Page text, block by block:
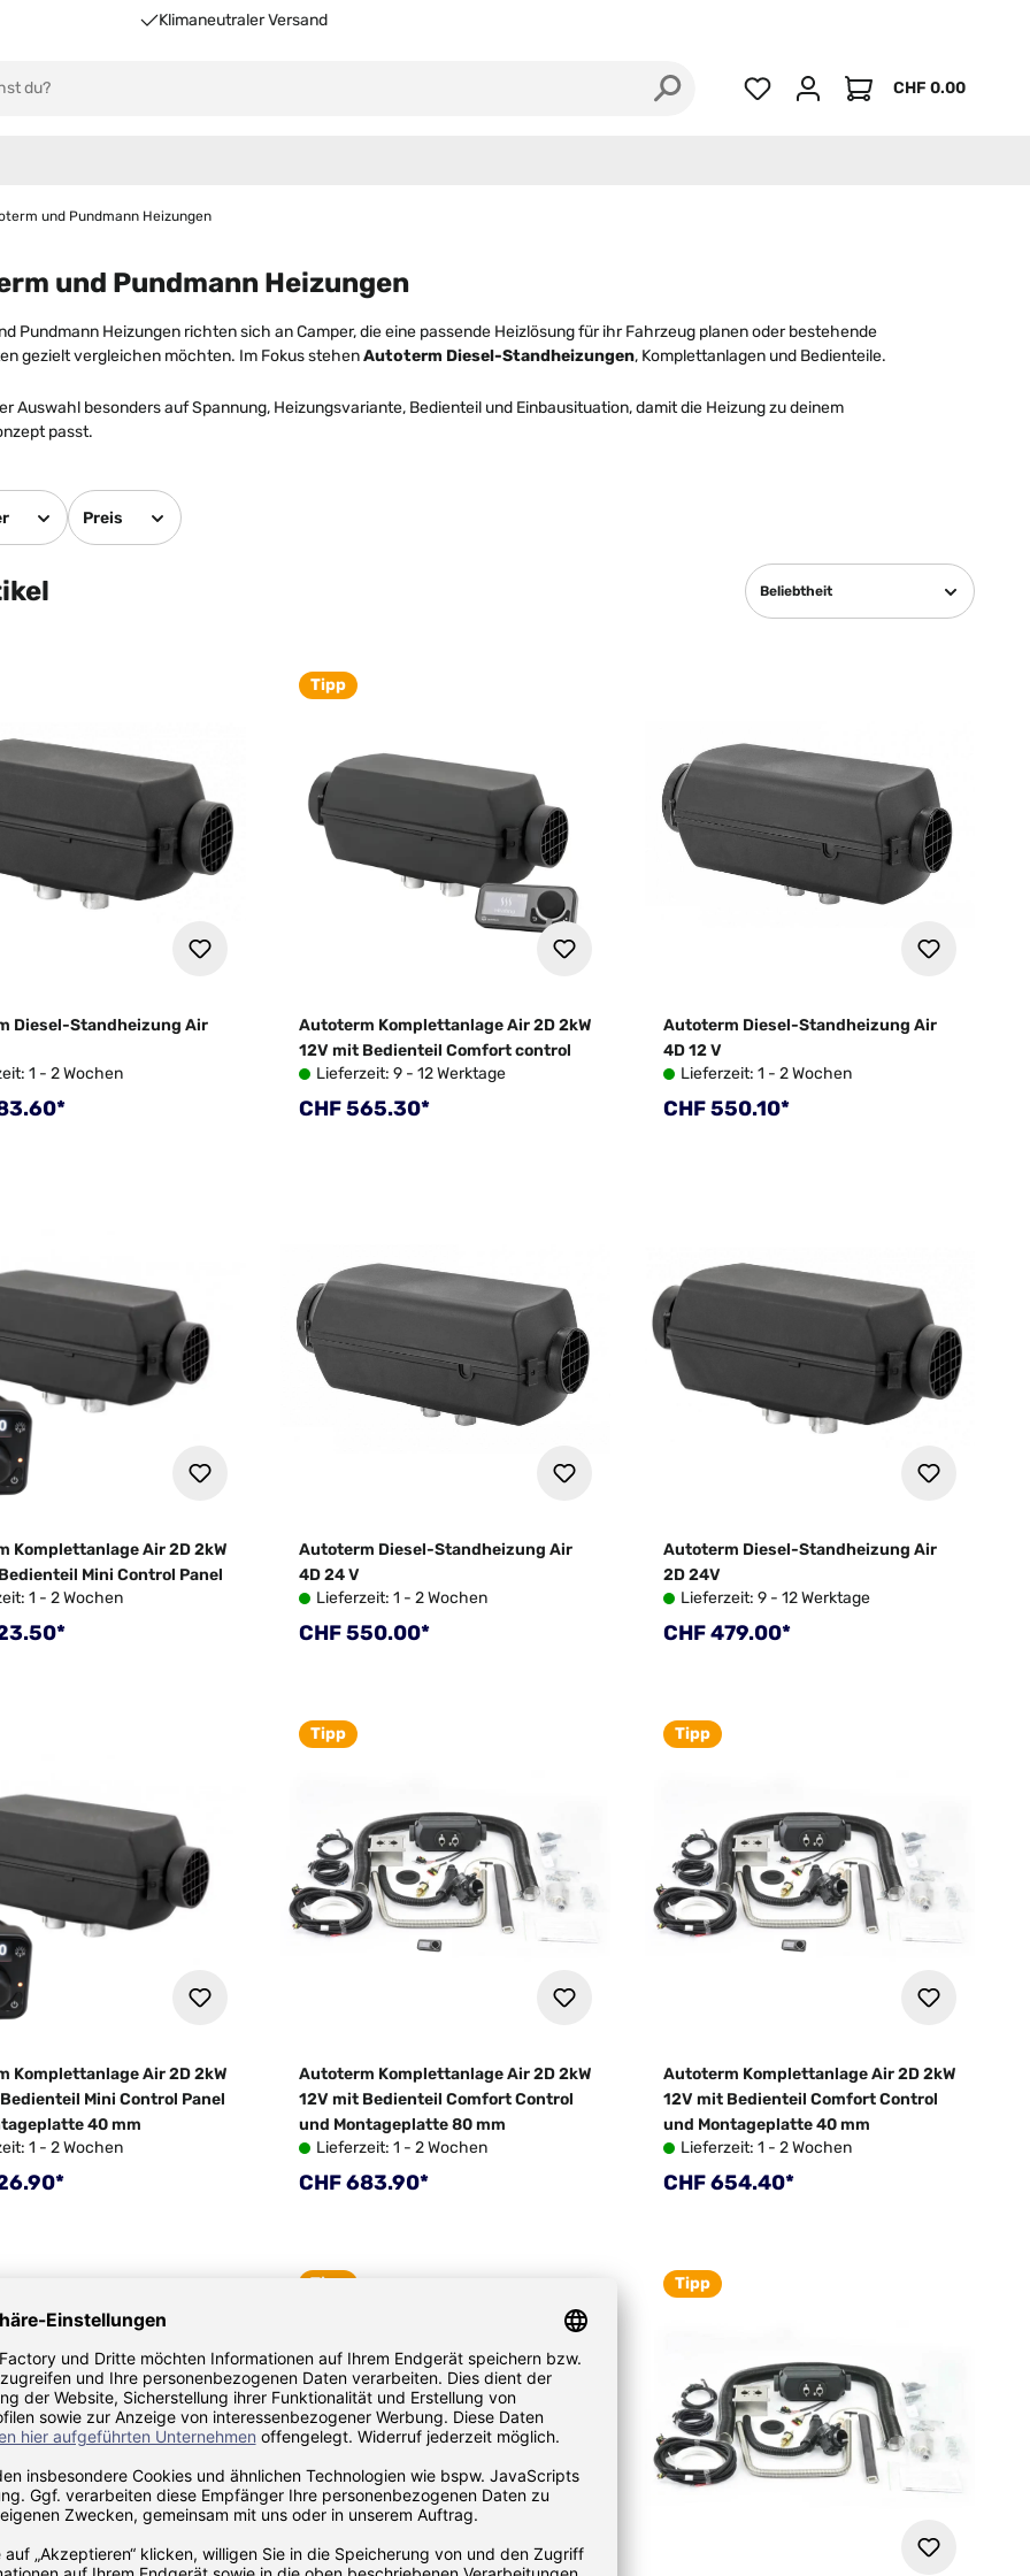
Klimaneutraler Versand
Du hast 0 Produkte auf dem Merkzettel
CHF 0.00
Warenkorb enthält
und Pundmann Heizungen
und Pundmann Heizungen
Pundmann Heizungen richten sich an Camper, die eine passende Heizlösung für ihr Fahrzeug planen oder bestehende
gezielt vergleichen möchten. Im Fokus stehenAutoterm Diesel-Standheizungen, Komplettanlagen und Bedienteile.
Auswahl besonders auf Spannung, Heizungsvariante, Bedienteil und Einbausituation, damit die Heizung zu deinem
passt.
Preis
Beliebtheit
Diesel-Standheizung Air
1 - 2 Wochen
Preis:
Tipp
Autoterm Komplettanlage Air 2D 2kW
12V mit Bedienteil Comfort control
Lieferzeit: 9 - 12 Werktage
Regulärer Preis:
CHF 565.30*
Autoterm Diesel-Standheizung Air
4D 12 V
Lieferzeit: 1 - 2 Wochen
Regulärer Preis:
CHF 550.10*
Komplettanlage Air 2D 2kW
Mini Control Panel
1 - 2 Wochen
Preis:
Autoterm Diesel-Standheizung Air
4D 24 V
Lieferzeit: 1 - 2 Wochen
Regulärer Preis:
CHF 550.00*
Autoterm Diesel-Standheizung Air
2D 24V
Lieferzeit: 9 - 12 Werktage
Regulärer Preis:
CHF 479.00*
Komplettanlage Air 2D 2kW
Mini Control Panel
40 mm
1 - 2 Wochen
Preis:
Tipp
Autoterm Komplettanlage Air 2D 2kW
12V mit Bedienteil Comfort Control
und Montageplatte 80 mm
Lieferzeit: 1 - 2 Wochen
Regulärer Preis:
CHF 683.90*
Tipp
Autoterm Komplettanlage Air 2D 2kW
12V mit Bedienteil Comfort Control
und Montageplatte 40 mm
Lieferzeit: 1 - 2 Wochen
Regulärer Preis:
CHF 654.40*
Tipp Tipp